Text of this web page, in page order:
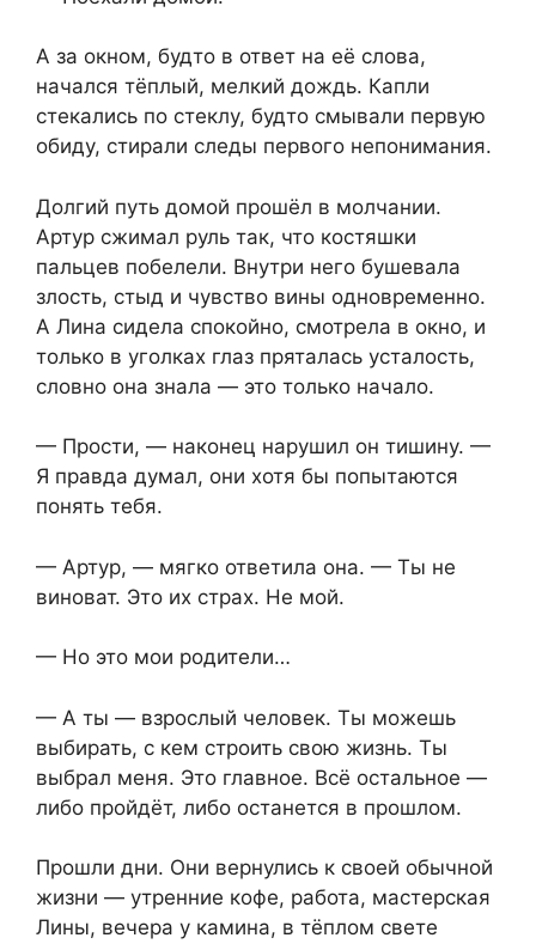
А за окном, будто в ответ на её слова,
начался тёплый, мелкий дождь. Капли
стекались по стеклу, будто смывали первую
обиду, стирали следы первого непонимания.
Долгий путь домой прошёл в молчании.
Артур сжимал руль так, что костяшки
пальцев побелели. Внутри него бушевала
злость, стыд и чувство вины одновременно.
А Лина сидела спокойно, смотрела в окно, и
только в уголках глаз пряталась усталость,
словно она знала — это только начало.
— Прости, — наконец нарушил он тишину. —
Я правда думал, они хотя бы попытаются
понять тебя.
— Артур, — мягко ответила она. — Ты не
виноват. Это их страх. Не мой.
— Но это мои родители…
— А ты — взрослый человек. Ты можешь
выбирать, с кем строить свою жизнь. Ты
выбрал меня. Это главное. Всё остальное —
либо пройдёт, либо останется в прошлом.
Прошли дни. Они вернулись к своей обычной
жизни — утренние кофе, работа, мастерская
Лины, вечера у камина, в тёплом свете